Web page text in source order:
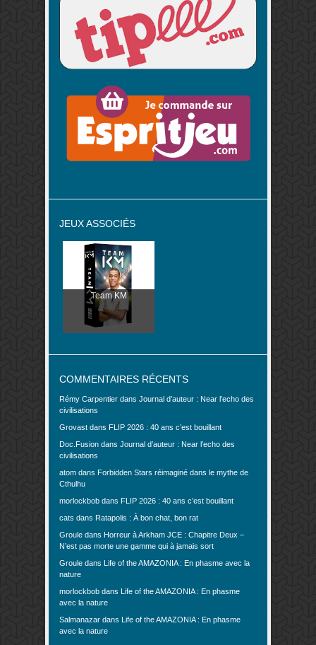
JEUX ASSOCIÉS
Team KM
COMMENTAIRES RÉCENTS
Rémy Carpentier dans Journal d’auteur : Near l’echo des
civilisations
Grovast dans FLIP 2026 : 40 ans c’est bouillant
Doc.Fusion dans Journal d’auteur : Near l’echo des
civilisations
atom dans Forbidden Stars réimaginé dans le mythe de
Cthulhu
morlockbob dans FLIP 2026 : 40 ans c’est bouillant
cats dans Ratapolis : À bon chat, bon rat
Groule dans Horreur à Arkham JCE : Chapitre Deux –
N’est pas morte une gamme qui à jamais sort
Groule dans Life of the AMAZONIA : En phasme avec la
nature
morlockbob dans Life of the AMAZONIA : En phasme
avec la nature
Salmanazar dans Life of the AMAZONIA : En phasme
avec la nature